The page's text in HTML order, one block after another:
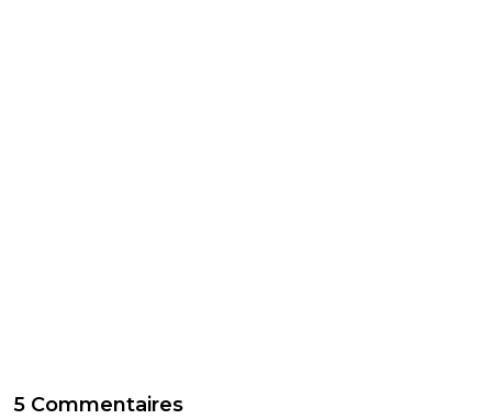
5 Commentaires